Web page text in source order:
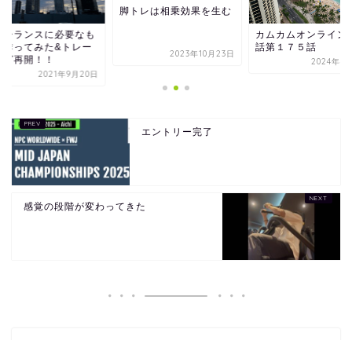
ーランスに必要なも
作ってみた&トレー
グ再開！！
2021年9月20日
脚トレは相乗効果を生む
2023年10月23日
カムカムオンライン
話第１７５話
2024年4
エントリー完了
感覚の段階が変わってきた